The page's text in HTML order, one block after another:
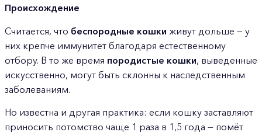
Происхождение
Считается, что беспородные кошки живут дольше — у
них крепче иммунитет благодаря естественному
отбору. В то же время породистые кошки, выведенные
искусственно, могут быть склонны к наследственным
заболеваниям.
Но известна и другая практика: если кошку заставляют
приносить потомство чаще 1 раза в 1,5 года — помёт